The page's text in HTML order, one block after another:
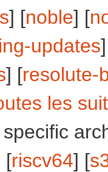
] [noble] [
updates
] [resolute-
les
[riscv64] [